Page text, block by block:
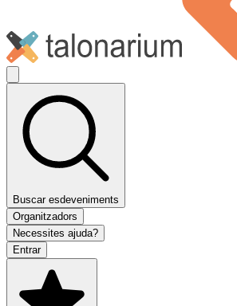
Buscar esdeveniments
Organitzadors
Necessites ajuda?
Entrar